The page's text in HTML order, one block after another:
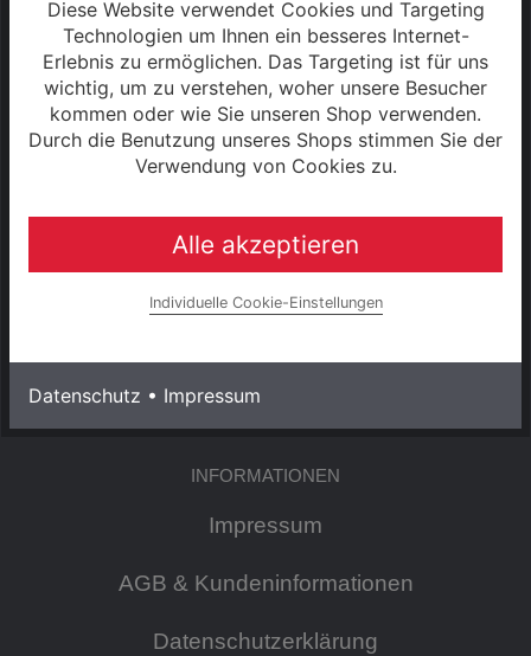
Sa: 09:00 - 13:00 Uhr
S2 - 2025
SERVICE
Kontakt
INFORMATIONEN
Impressum
AGB & Kundeninformationen
Datenschutzerklärung
Diese Website verwendet Cookies und Targeting
Technologien um Ihnen ein besseres Internet-
Erlebnis zu ermöglichen. Das Targeting ist für uns
wichtig, um zu verstehen, woher unsere Besucher
kommen oder wie Sie unseren Shop verwenden.
Durch die Benutzung unseres Shops stimmen Sie der
Verwendung von Cookies zu.
Alle akzeptieren
Individuelle Cookie-Einstellungen
Datenschutz • Impressum